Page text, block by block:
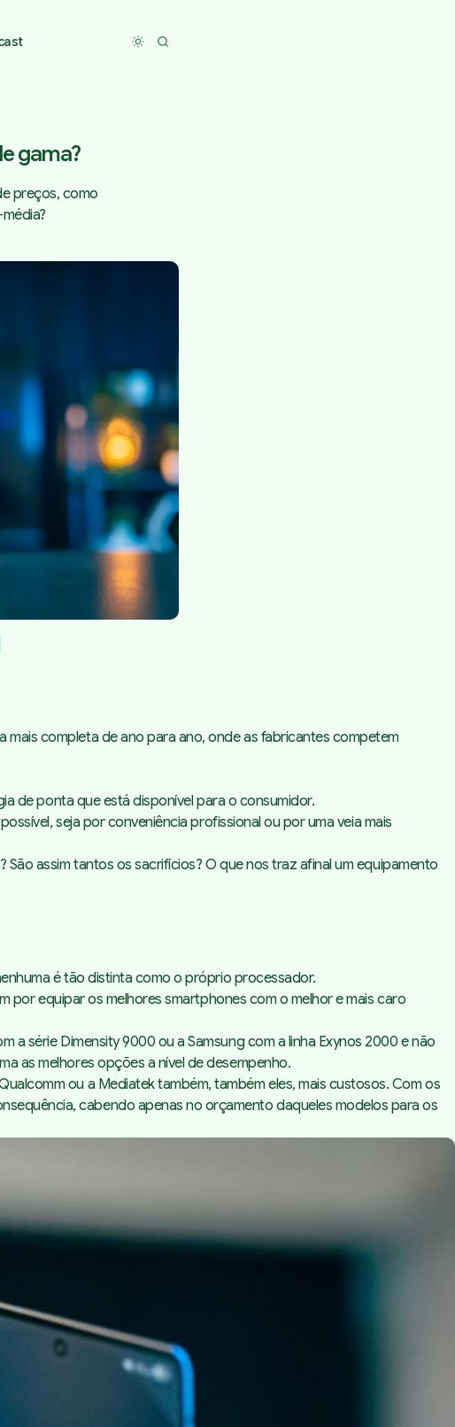
Toggle dark mode
gama?
preços, como
completa de ano para ano, onde as fabricantes competem
de ponta que está disponível para o consumidor.
seja por conveniência profissional ou por uma veia mais
assim tantos os sacrifícios? O que nos traz afinal um equipamento
é tão distinta como o próprio processador.
por equipar os melhores smartphones com o melhor e mais caro
a série Dimensity 9000 ou a Samsung com a linha Exynos 2000 e não
as melhores opções a nível de desempenho.
ou a Mediatek também, também eles, mais custosos. Com os
cabendo apenas no orçamento daqueles modelos para os